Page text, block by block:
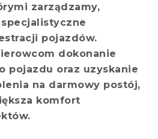
zarządzamy,
pojazdów.
dokonanie
pojazdu oraz uzyskanie
na darmowy postój,
komfort